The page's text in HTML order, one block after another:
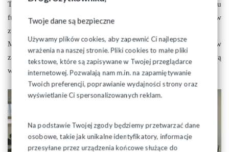
Twoje dane są bezpieczne
Używamy plików cookies, aby zapewnić Ci najlepsze
wrażenia na naszej stronie. Pliki cookies to małe pliki
tekstowe, które są zapisywane w Twojej przeglądarce
internetowej. Pozwalają nam m.in. na zapamiętywanie
Twoich preferencji, poprawianie wydajności strony oraz
wyświetlanie Ci spersonalizowanych reklam.
Na podstawie Twojej zgody będziemy przetwarzać dane
osobowe, takie jak unikalne identyfikatory, informacje
przesyłane przez urządzenia końcowe służące do
To była kolejna okazja do uświadomienia sposobu
funkcjonowania Związku dziś oraz przyjrzenia się pracy liderów
związkowych i całych Komisji Zakładowych.
Między innymi, zwrócono uwagę na potrzebę wsparcia lidera w
zakładzie pracy oraz zaangażowania w działalność związkową
wielu członków Związku.